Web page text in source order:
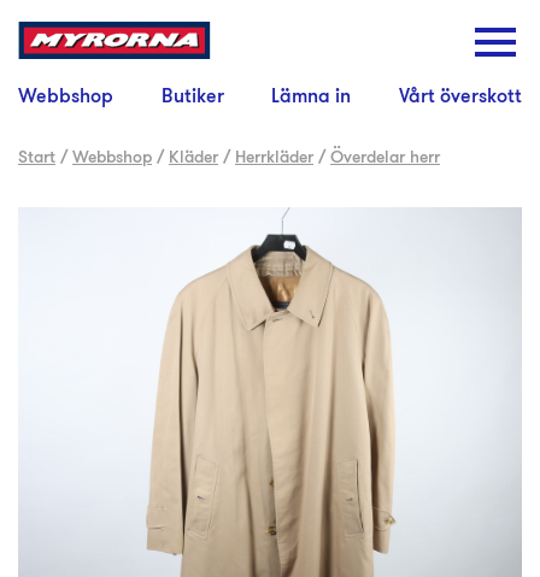
Webbshop Butiker Lämna in Vårt överskott
Start /Webbshop / Kläder / Herrkläder /Överdelar herr